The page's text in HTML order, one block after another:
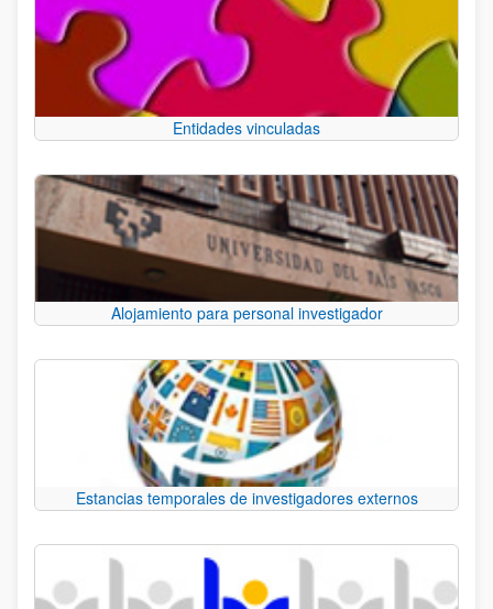
Entidades vinculadas
Alojamiento para personal investigador
Estancias temporales de investigadores externos